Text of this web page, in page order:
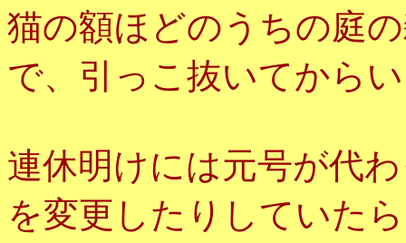
猫の額ほどのうちの庭
で、引っこ抜いてから
連休明けには元号が代
を変更したりしていた